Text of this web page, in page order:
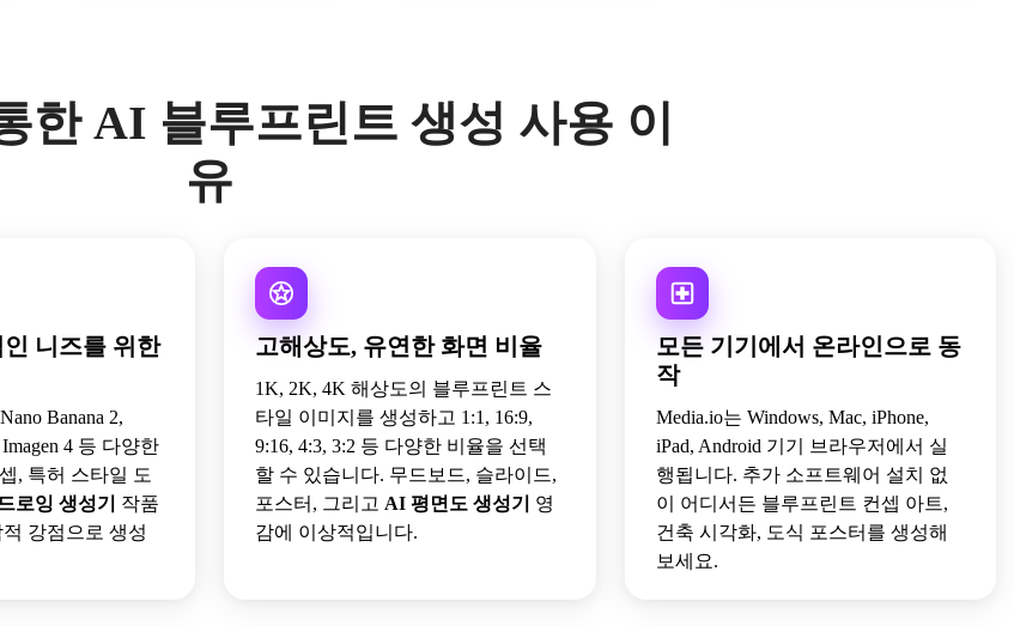
한 AI 블루프린트 생성 사용 이
유
니즈를 위한
Banana 2,
Imagen 4 등 다양한
, 특허 스타일 도
로잉 생성기
작품
강점으로 생성
고해상도, 유연한 화면 비율
1K, 2K, 4K 해상도의 블루프린트 스
타일 이미지를 생성하고 1:1, 16:9,
9:16, 4:3, 3:2 등 다양한 비율을 선택
할 수 있습니다. 무드보드, 슬라이드,
포스터, 그리고 AI 평면도 생성기
영
감에 이상적입니다.
모든 기기에서 온라인으로 동
작
Media.io는 Windows, Mac, iPhone,
iPad, Android 기기 브라우저에서 실
행됩니다. 추가 소프트웨어 설치 없
이 어디서든 블루프린트 컨셉 아트,
건축 시각화, 도식 포스터를 생성해
보세요.